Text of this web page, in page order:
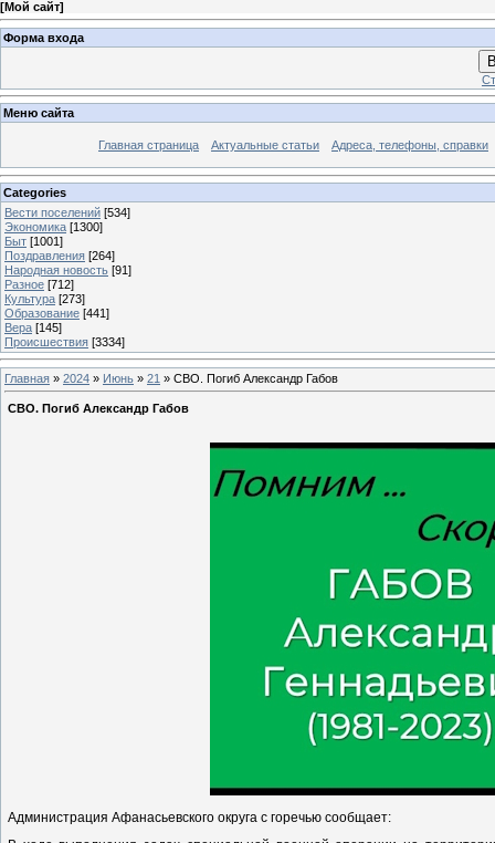
[Мой сайт]
Форма входа
Меню сайта
Главная страница Актуальные статьи Адреса, телефоны, справки
Categories
Вести поселений [534]
Экономика [1300]
Быт [1001]
Поздравления [264]
Народная новость [91]
Разное [712]
Культура [273]
Образование [441]
Вера [145]
Происшествия [3334]
Главная » 2024 » Июнь » 21 » СВО. Погиб Александр Габов
СВО. Погиб Александр Габов
Администрация Афанасьевского округа с горечью сообщает: